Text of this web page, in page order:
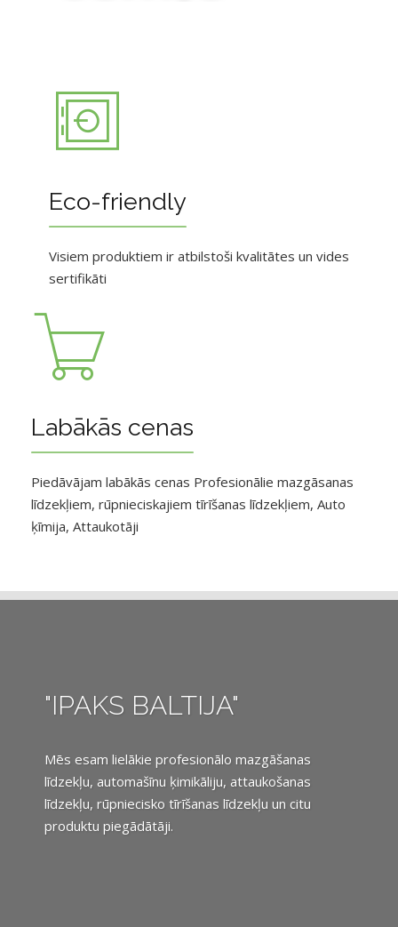
Eco-friendly
Visiem produktiem ir atbilstoši kvalitātes un vides
sertifikāti
Labākās cenas
Piedāvājam labākās cenas Profesionālie mazgāsanas
līdzekļiem, rūpnieciskajiem tīrīšanas līdzekļiem, Auto
ķīmija, Attaukotāji
"IPAKS BALTIJA"
Mēs esam lielākie profesionālo mazgāšanas
līdzekļu, automašīnu ķimikāliju, attaukošanas
līdzekļu, rūpniecisko tīrīšanas līdzekļu un citu
produktu piegādātāji.